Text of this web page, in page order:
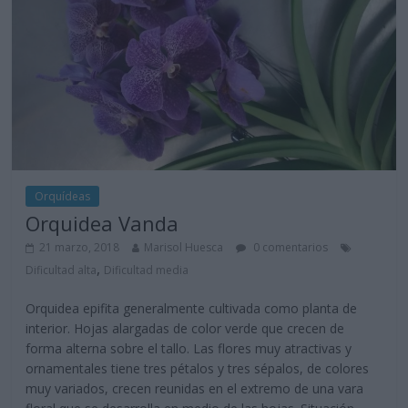
Orquídeas
Orquidea Vanda
21 marzo, 2018 Marisol Huesca
0 comentarios
Dificultad alta, Dificultad media
Orquidea epifita generalmente cultivada como planta de
interior. Hojas alargadas de color verde que crecen de
forma alterna sobre el tallo. Las flores muy atractivas y
ornamentales tiene tres pétalos y tres sépalos, de colores
muy variados, crecen reunidas en el extremo de una vara